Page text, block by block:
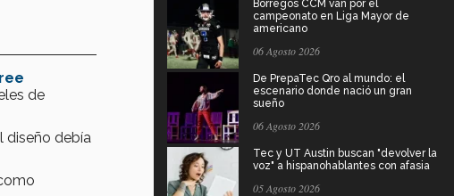
de
diseño debía
Borregos CCM van por el
campeonato en Liga Mayor de
americano
06 Agosto 2026
De PrepaTec Qro al mundo: el
escenario donde nació un gran
sueño
06 Agosto 2026
Tec y UT Austin buscan "devolver la
voz" a hispanohablantes con afasia
05 Agosto 2026